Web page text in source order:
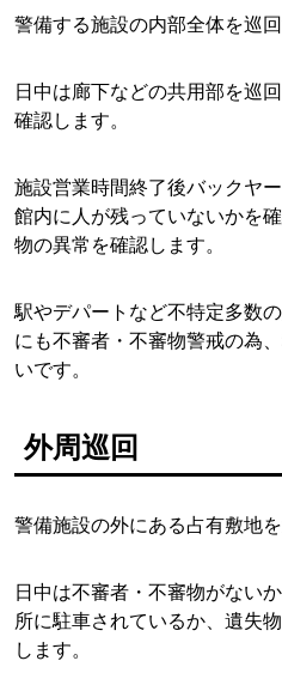
警備する施設の内部全体を巡回
日中は廊下などの共用部を巡
確認します。
施設営業時間終了後バックヤ
館内に人が残っていないかを
物の異常を確認します。
駅やデパートなど不特定多数
にも不審者・不審物警戒の為
いです。
外周巡回
警備施設の外にある占有敷地
日中は不審者・不審物がない
所に駐車されているか、遺失
します。